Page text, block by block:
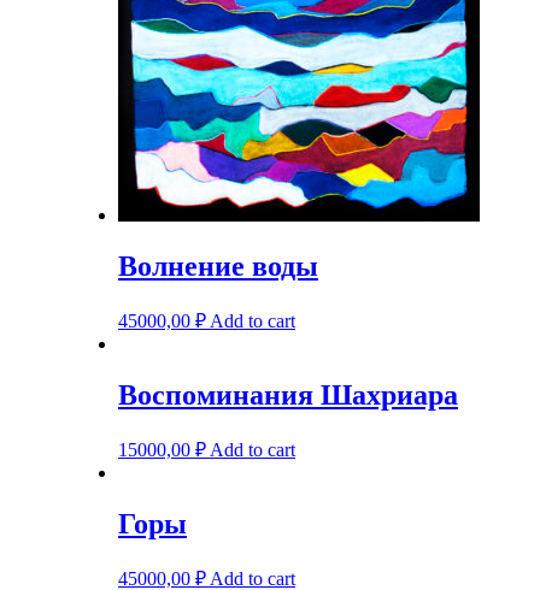
Волнение воды
45000,00 ₽ Add to cart
Воспоминания Шахриара
15000,00 ₽ Add to cart
Горы
45000,00 ₽ Add to cart